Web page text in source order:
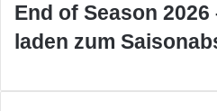
End of Season
laden zum